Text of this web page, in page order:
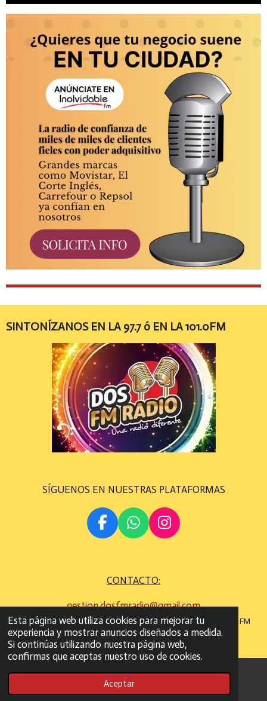
Esta página web utiliza cookies para mejorar tu
experiencia y mostrar anuncios diseñados a medida.
Si continúas utilizando nuestra página web,
confirmas que aceptas nuestro uso de cookies.
Aceptar
SINTONÍZANOS EN LA 97.7 ó EN LA 101.0FM
SÍGUENOS EN NUESTRAS PLATAFORMAS
F
A
B
O
O
K
W
H
S
A
P
P
I
N
G
R
A
M
CONTACTO:
gestion.dosfmradio@gmail.com
©Todos los derechos son reservados
2022 - 2023 DOS FM
RADIO
Correo electrónico